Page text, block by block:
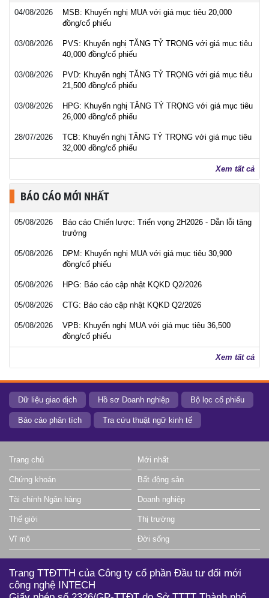
04/08/2026
MSB: Khuyến nghị MUA với giá mục tiêu 20,000
đồng/cổ phiếu
03/08/2026
PVS: Khuyến nghị TĂNG TỶ TRỌNG với giá mục tiêu
40,000 đồng/cổ phiếu
03/08/2026
PVD: Khuyến nghị TĂNG TỶ TRỌNG với giá mục tiêu
21,500 đồng/cổ phiếu
03/08/2026
HPG: Khuyến nghị TĂNG TỶ TRỌNG với giá mục tiêu
26,000 đồng/cổ phiếu
28/07/2026
TCB: Khuyến nghị TĂNG TỶ TRỌNG với giá mục tiêu
32,000 đồng/cổ phiếu
Xem tất cả
BÁO CÁO MỚI NHẤT
05/08/2026
Báo cáo Chiến lược: Triển vọng 2H2026 - Dẫn lỗi tăng
trưởng
05/08/2026
DPM: Khuyến nghị MUA với giá mục tiêu 30,900
đồng/cổ phiếu
05/08/2026 HPG: Báo cáo cập nhật KQKD Q2/2026
05/08/2026 CTG: Báo cáo cập nhật KQKD Q2/2026
05/08/2026
VPB: Khuyến nghị MUA với giá mục tiêu 36,500
đồng/cổ phiếu
Xem tất cả
Dữ liệu giao dịch Hồ sơ Doanh nghiệp Bộ lọc cổ phiếu
Báo cáo phân tích Tra cứu thuật ngữ kinh tế
Trang chủ Mới nhất
Chứng khoán Bất động sản
Tài chính Ngân hàng Doanh nghiệp
Thế giới Thị trường
Vĩ mô Đời sống
Trang TTĐTTH của Công ty cổ phần Đầu tư đổi mới
công nghệ INTECH